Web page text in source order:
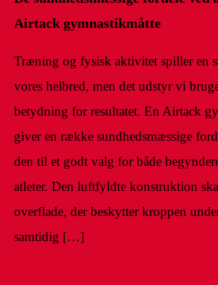
Airtack gymnastikmåtte
Træning og fysisk aktivitet spiller en
vores helbred, men det udstyr vi
betydning for resultatet. En Airtack
giver en række sundhedsmæssige
den til et godt valg for både
atleter. Den luftfyldte konstruktion
overflade, der beskytter kroppen
samtidig […]